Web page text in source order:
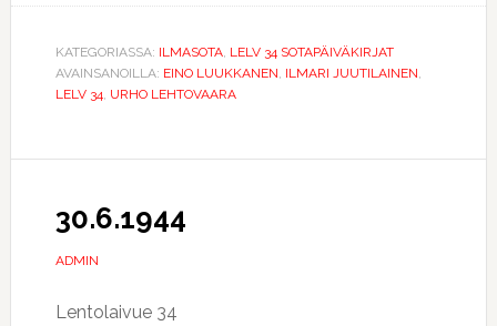
KATEGORIASSA: ILMASOTA, LELV 34 SOTAPÄIVÄKIRJAT
AVAINSANOILLA: EINO LUUKKANEN, ILMARI JUUTILAINEN,
LELV 34, URHO LEHTOVAARA
30.6.1944
ADMIN
Lentolaivue 34